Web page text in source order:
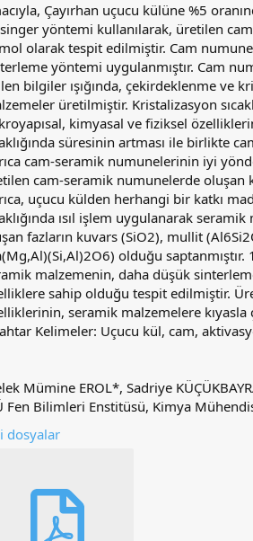
Çayırhan uçucu külüne %5
yöntemi kullanılarak, üretilen
olarak tespit edilmiştir. Cam
yöntemi uygulanmıştır. Cam
bilgiler ışığında, çekirdeklenme ve
üretilmiştir. Kristalizasyon
kimyasal ve fiziksel
süresinin artması ile birlikte
cam-seramik numunelerinin iyi
cam-seramik numunelerde oluşan
uçucu külden herhangi bir katkı
ısıl işlem uygulanarak
fazların kuvars (SiO2), mullit
olduğu
malzemenin, daha düşük
sahip olduğu tespit edilmiştir.
seramik malzemelere
Kelimeler: Uçucu kül, cam,
Mümine EROL*, Sadriye
Fen Bilimleri Enstitüsü, Kimya
dosyalar